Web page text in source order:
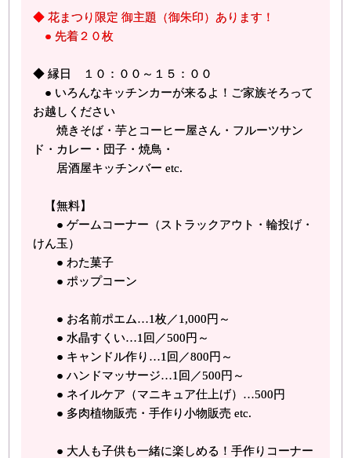
◆ 花まつり限定 御主題（御朱印）あります！
● 先着２０枚
◆ 縁日 １０：００～１５：００
● いろんなキッチンカーが来るよ！ご家族そろって
お越しください
焼きそば・芋とコーヒー屋さん・フルーツサン
ド・カレー・団子・焼鳥・
居酒屋キッチンバー etc.
【無料】
● ゲームコーナー（ストラックアウト・輪投げ・
けん玉）
● わた菓子
● ポップコーン
● お名前ポエム…1枚／1,000円～
● 水晶すくい…1回／500円～
● キャンドル作り…1回／800円～
● ハンドマッサージ…1回／500円～
● ネイルケア（マニキュア仕上げ）…500円
● 多肉植物販売・手作り小物販売 etc.
● 大人も子供も一緒に楽しめる！手作りコーナー